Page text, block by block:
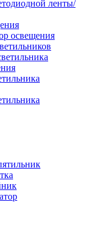
ленты/
освещения